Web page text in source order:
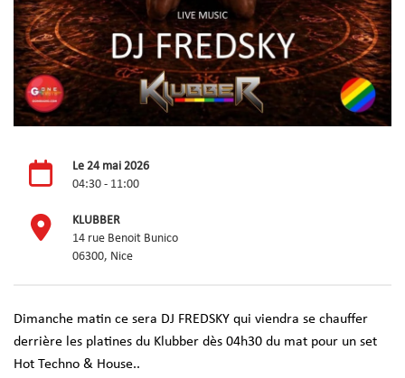
Le 24 mai 2026
04:30 - 11:00
KLUBBER
14 rue Benoit Bunico
06300, Nice
Dimanche matin ce sera DJ FREDSKY qui viendra se chauffer
derrière les platines du Klubber dès 04h30 du mat pour un set
Hot Techno & House..